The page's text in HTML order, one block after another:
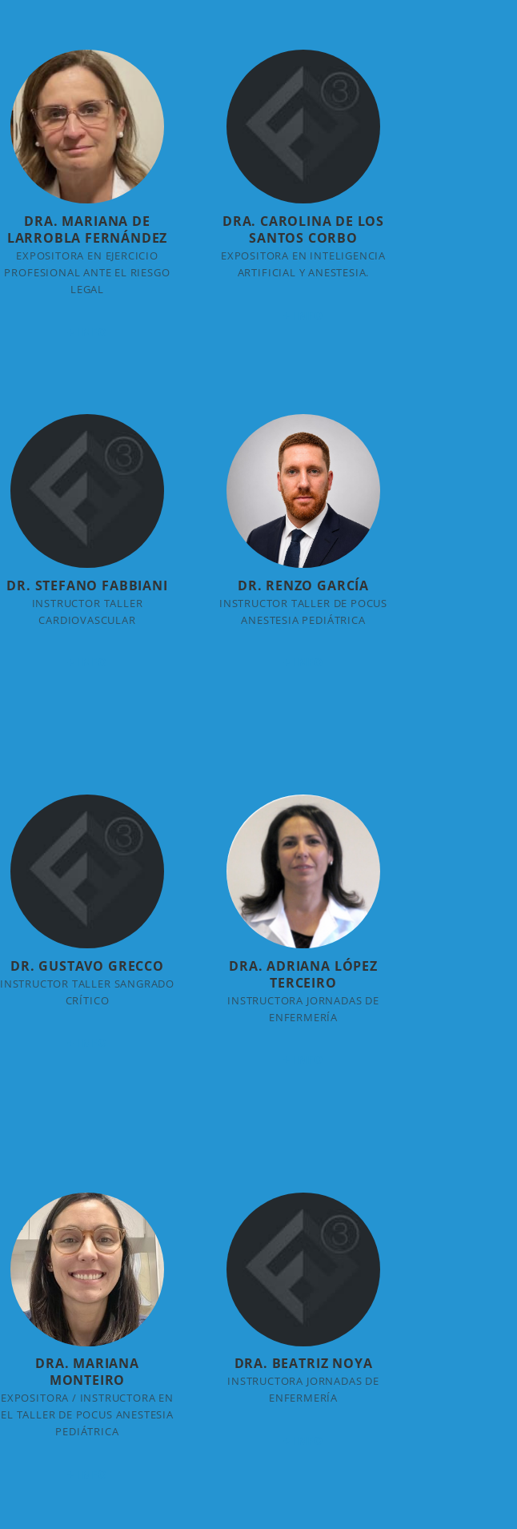
DRA. MARIANA DE
LARROBLA FERNÁNDEZ
EXPOSITORA EN EJERCICIO
PROFESIONAL ANTE EL RIESGO
LEGAL
DRA. CAROLINA DE LOS
SANTOS CORBO
EXPOSITORA EN INTELIGENCIA
ARTIFICIAL Y ANESTESIA.
DR. STEFANO FABBIANI
INSTRUCTOR TALLER
CARDIOVASCULAR
DR. RENZO GARCÍA
INSTRUCTOR TALLER DE POCUS
ANESTESIA PEDIÁTRICA
DR. GUSTAVO GRECCO
INSTRUCTOR TALLER SANGRADO
CRÍTICO
DRA. ADRIANA LÓPEZ
TERCEIRO
INSTRUCTORA JORNADAS DE
ENFERMERÍA
DRA. MARIANA
MONTEIRO
EXPOSITORA / INSTRUCTORA EN
EL TALLER DE POCUS ANESTESIA
PEDIÁTRICA
DRA. BEATRIZ NOYA
INSTRUCTORA JORNADAS DE
ENFERMERÍA